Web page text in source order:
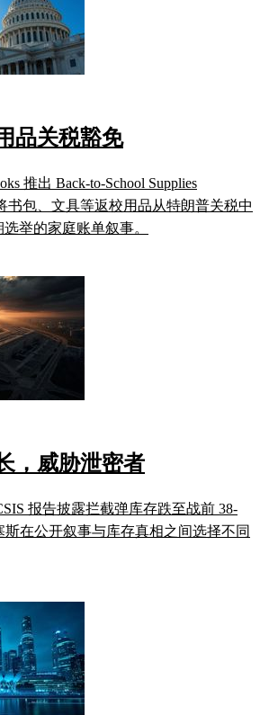
品关税豁免
推出 Back-to-School Supplies
书包、文具等返校用品从特朗普关税中
举的家庭账单叙事。
，威胁泄密者
报告披露拦截弹库存跌至战前 38-
斯在公开叙事与库存真相之间选择不同